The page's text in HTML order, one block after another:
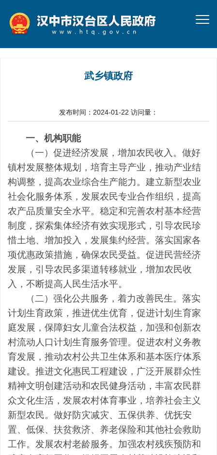
武乡镇政府
发布时间：2024-01-22 访问量：
一、机构职能
（一）促进经济发展，增加农民收入。做好
镇村发展整体规划，培育主导产业，推动产业结
构调整，提高农业综合生产能力。建立新型农业
社会化服务体系，发展农民专业合作组织，提高
农产品质量安全水平。稳定和完善农村基本经营
制度，探索集体经济有效实现形式，引导农民珍
惜土地、增加投入，发展集约经营。落实国家各
项优惠政策措施，确保农民受益。促进民营经济
发展，引导农民多渠道转移就业，增加农民收
入，不断提高人民生活水平。
（二）强化公共服务，着力改善民生。落实
计划生育政策，推进优生优育，促进计划生育家
庭发展，保障妇女儿童合法权益，加强和创新农
村流动人口计划生育服务管理。促进农村义务教
育发展，推动农村公共卫生体系和基本医疗体系
建设。推进文化惠民工程建设，广泛开展群众性
精神文明创建活动和农民健身活动，丰富农民群
众文化生活，发展农村体育事业，培养社会主义
新型农民。做好防灾减灾、五保供养、优抚安
置、低保、扶贫救济、养老保险和其他社会救助
工作。发展农村老龄服务。加强农村残疾预防和